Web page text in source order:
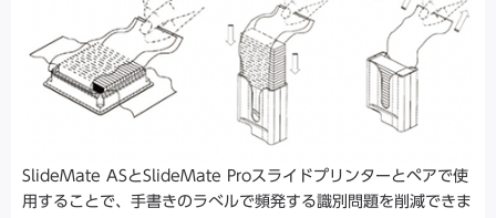
SlideMate ASとSlideMate Proスライドプリンターとペアで使
用することで、手書きのラべルで頻発する識別問題を削減できま